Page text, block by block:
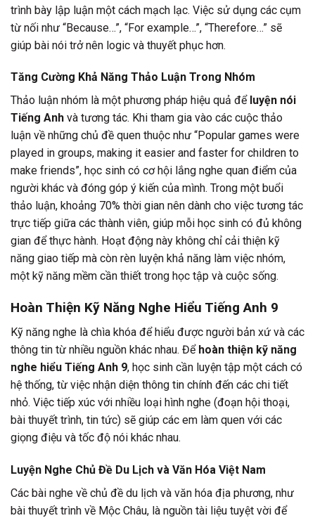
trình bày lập luận một cách mạch lạc. Việc sử dụng các cụm
từ nối như “Because…”, “For example…”, “Therefore…” sẽ
giúp bài nói trở nên logic và thuyết phục hơn.
Tăng Cường Khả Năng Thảo Luận Trong Nhóm
Thảo luận nhóm là một phương pháp hiệu quả để luyện nói
Tiếng Anh và tương tác. Khi tham gia vào các cuộc thảo
luận về những chủ đề quen thuộc như “Popular games were
played in groups, making it easier and faster for children to
make friends”, học sinh có cơ hội lắng nghe quan điểm của
người khác và đóng góp ý kiến của mình. Trong một buổi
thảo luận, khoảng 70% thời gian nên dành cho việc tương tác
trực tiếp giữa các thành viên, giúp mỗi học sinh có đủ không
gian để thực hành. Hoạt động này không chỉ cải thiện kỹ
năng giao tiếp mà còn rèn luyện khả năng làm việc nhóm,
một kỹ năng mềm cần thiết trong học tập và cuộc sống.
Hoàn Thiện Kỹ Năng Nghe Hiểu Tiếng Anh 9
Kỹ năng nghe là chìa khóa để hiểu được người bản xứ và các
thông tin từ nhiều nguồn khác nhau. Để hoàn thiện kỹ năng
nghe hiểu Tiếng Anh 9, học sinh cần luyện tập một cách có
hệ thống, từ việc nhận diện thông tin chính đến các chi tiết
nhỏ. Việc tiếp xúc với nhiều loại hình nghe (đoạn hội thoại,
bài thuyết trình, tin tức) sẽ giúp các em làm quen với các
giọng điệu và tốc độ nói khác nhau.
Luyện Nghe Chủ Đề Du Lịch và Văn Hóa Việt Nam
Các bài nghe về chủ đề du lịch và văn hóa địa phương, như
bài thuyết trình về Mộc Châu, là nguồn tài liệu tuyệt vời để